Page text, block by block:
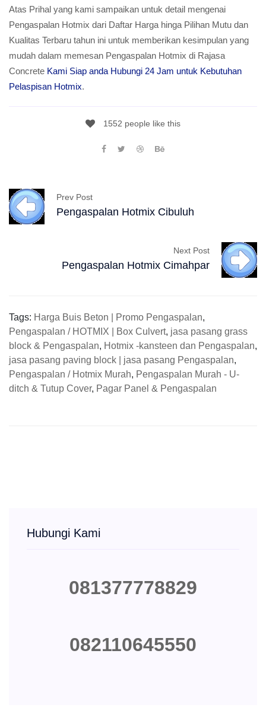
Atas Prihal yang kami sampaikan untuk detail mengenai
Pengaspalan Hotmix dari Daftar Harga hinga Pilihan Mutu dan
Kualitas Terbaru tahun ini untuk memberikan kesimpulan yang
mudah dalam memesan Pengaspalan Hotmix di Rajasa
Concrete Kami Siap anda Hubungi 24 Jam untuk Kebutuhan
Pelaspisan Hotmix.
1552 people like this
Prev Post
Pengaspalan Hotmix Cibuluh
Next Post
Pengaspalan Hotmix Cimahpar
Tags: Harga Buis Beton | Promo Pengaspalan,
Pengaspalan / HOTMIX | Box Culvert, jasa pasang grass
block & Pengaspalan, Hotmix -kansteen dan Pengaspalan,
jasa pasang paving block | jasa pasang Pengaspalan,
Pengaspalan / Hotmix Murah, Pengaspalan Murah - U-
ditch & Tutup Cover, Pagar Panel & Pengaspalan
Hubungi Kami
081377778829
082110645550